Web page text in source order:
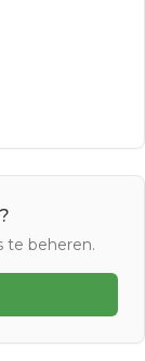
te beheren.